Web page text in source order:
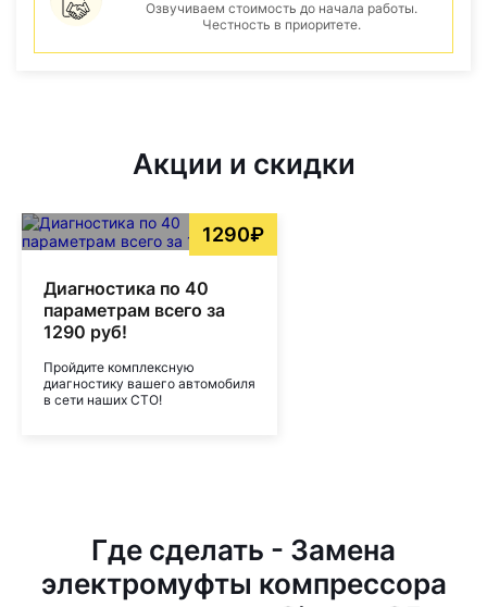
Озвучиваем стоимость до начала работы.
Честность в приоритете.
Акции и скидки
1290₽
Диагностика по 40
параметрам всего за
1290 руб!
Пройдите комплексную
диагностику вашего автомобиля
в сети наших СТО!
Где сделать - Замена
электромуфты компрессора